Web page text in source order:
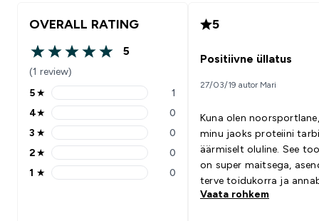
OVERALL RATING
5 out of 5 stars
5
(1 review)
5 stars rating 1 reviews
5★ 1
4 stars rating 0 reviews
4★ 0
3 stars rating 0 reviews
3 ★ 0
2 stars rating 0 reviews
2★ 0
1 stars rating 0 reviews
1 ★ 0
5
Positiivne üllatus
27/03/19 autor Mari
Kuna olen
minu jaoks proteiini
äärmiselt oluline. See
on super maitsega,
terve toidukorra ja
vähe kaloreid!!!!!
Vaata rohkem